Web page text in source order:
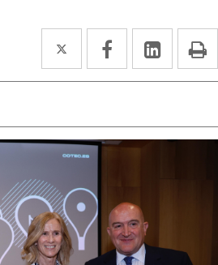
Twitter
Enlace
a
aplicación
externa.
Facebook
Enlace
a
aplicación
externa.
Enlace
a